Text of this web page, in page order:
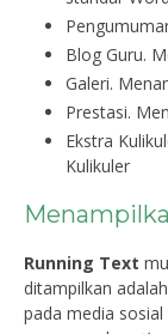
Blog Guru.
Galeri.
Prestasi.
Ekstra
Kulikuler
Running Text
ditampilkan
pada media sosial